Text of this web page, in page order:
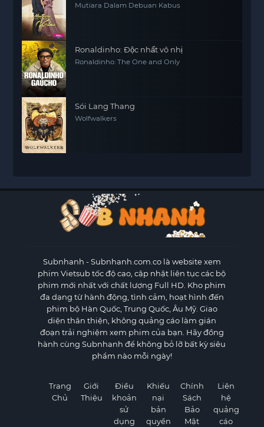
Mutiara Dalam Debuan Kabus
Ronaldinho: Độc nhất vô nhị
Ronaldinho: The One and Only
Sói Lang Thang
Wolfwalkers
Subnhanh - Subnhanh.com.co là website xem
phim Vietsub tốc độ cao, cập nhật liên tục các bộ
phim mới nhất với chất lượng Full HD. Kho phim
đa dạng từ hành động, tình cảm, hoạt hình đến
phim bộ Hàn Quốc, Trung Quốc, Âu Mỹ. Giao
diện thân thiện, không quảng cáo làm gián
đoạn trải nghiệm xem phim của bạn. Hãy đồng
hành cùng Subnhanh để không bỏ lỡ bất kỳ siêu
phẩm nào mỗi ngày!
Trang
Chủ
Giới
Thiệu
Điều
khoản
sử
dụng
Khiếu
nại
bản
quyền
Chính
Sách
Bảo
Mật
Liên
hệ
quảng
cáo